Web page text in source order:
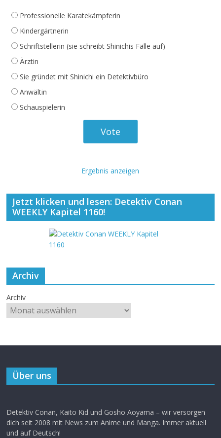
Professionelle Karatekämpferin
Kindergärtnerin
Schriftstellerin (sie schreibt Shinichis Fälle auf)
Ärztin
Sie gründet mit Shinichi ein Detektivbüro
Anwältin
Schauspielerin
Ergebnis anzeigen
Jetzt klicken und lesen: Detektiv Conan
WEEKLY Kapitel 1160!
Archiv
Archiv
Über uns
Detektiv Conan, Kaito Kid und Gosho Aoyama – wir versorgen
dich seit 2008 mit News zum Anime und Manga. Immer aktuell
und auf Deutsch!